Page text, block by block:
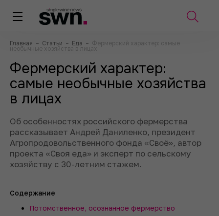
Главная – Статьи – Еда – Фермерский характер: самые
необычные хозяйства в лицах
Фермерский характер:
самые необычные хозяйства
в лицах
Об особенностях российского фермерства
рассказывает Андрей Даниленко, президент
Агропродовольственного фонда «Своё», автор
проекта «Своя еда» и эксперт по сельскому
хозяйству с 30-летним стажем.
Содержание
Потомственное, осознанное фермерство